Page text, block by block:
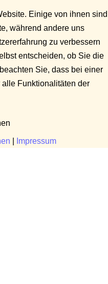
Einige von ihnen sind
während andere uns
zu verbessern
entscheiden, ob Sie die
Sie, dass bei einer
Funktionalitäten der
Impressum